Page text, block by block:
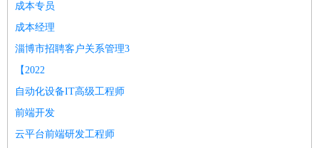
成本专员
成本经理
淄博市招聘客户关系管理3
【2022
自动化设备IT高级工程师
前端开发
云平台前端研发工程师